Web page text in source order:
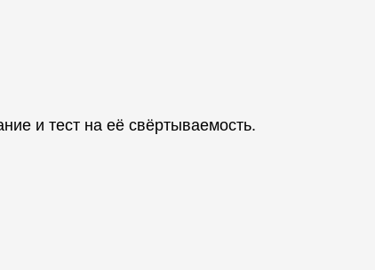
и тест на её свёртываемость.